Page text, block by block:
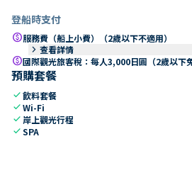
登船時支付
paid服務費（船上小費）（2歲以下不適用）
keyboard_arrow_right 查看詳情
paid國際觀光旅客稅：每人3,000日圓（2歲以
預購套餐
check飲料套餐
checkWi-Fi
check 岸上觀光行程
checkSPA